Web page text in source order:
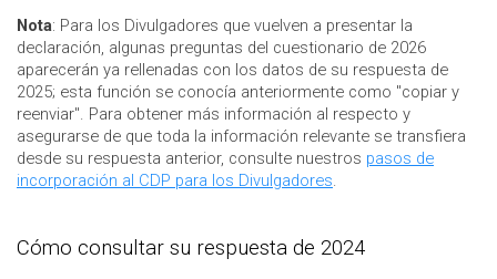
Nota: Para los Divulgadores que vuelven a presentar la
declaración, algunas preguntas del cuestionario de 2026
aparecerán ya rellenadas con los datos de su respuesta de
2025; esta función se conocía anteriormente como "copiar y
reenviar". Para obtener más información al respecto y
asegurarse de que toda la información relevante se transfiera
desde su respuesta anterior, consulte nuestros pasos de
incorporación al CDP para los Divulgadores.
Cómo consultar su respuesta de 2024